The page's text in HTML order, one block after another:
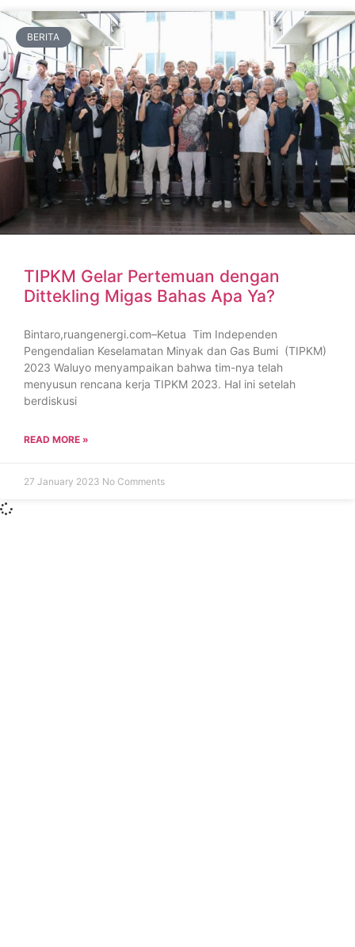
BERITA
TIPKM Gelar Pertemuan dengan
Dittekling Migas Bahas Apa Ya?
Bintaro,ruangenergi.com–Ketua Tim Independen
Pengendalian Keselamatan Minyak dan Gas Bumi (TIPKM)
2023 Waluyo menyampaikan bahwa tim-nya telah
menyusun rencana kerja TIPKM 2023. Hal ini setelah
berdiskusi
READ MORE »
27 January 2023 No Comments